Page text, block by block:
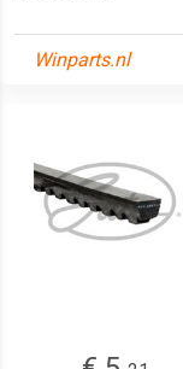
Winparts.nl